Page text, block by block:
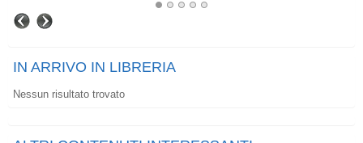
IN ARRIVO IN LIBRERIA
Nessun risultato trovato